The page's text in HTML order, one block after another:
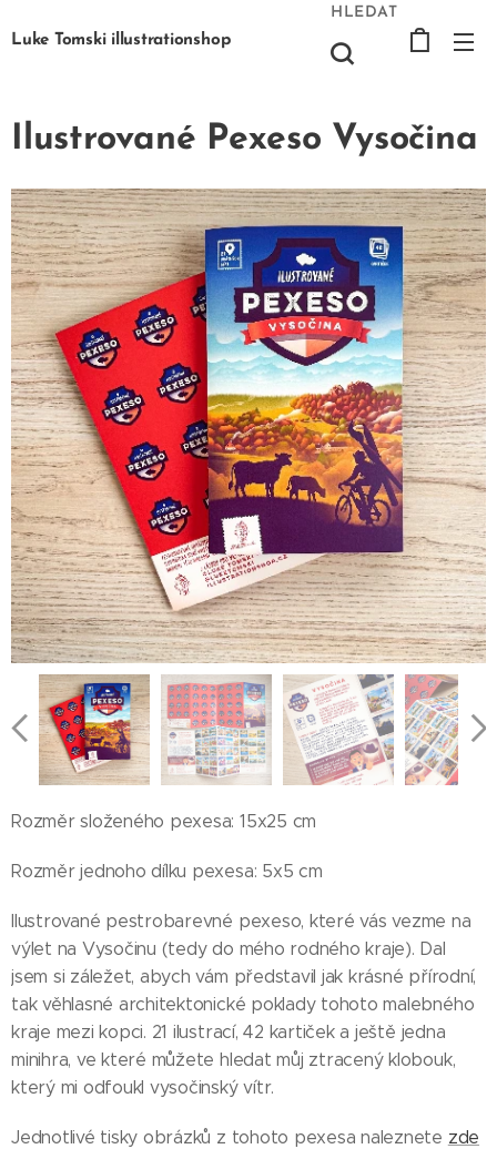
Luke Tomski illustrationshop
HLEDAT
Ilustrované Pexeso Vysočina
Rozměr složeného pexesa: 15x25 cm
Rozměr jednoho dílku pexesa: 5x5 cm
Ilustrované pestrobarevné pexeso, které vás vezme na
výlet na Vysočinu (tedy do mého rodného kraje). Dal
jsem si záležet, abych vám představil jak krásné přírodní,
tak věhlasné architektonické poklady tohoto malebného
kraje mezi kopci. 21 ilustrací, 42 kartiček a ještě jedna
minihra, ve které můžete hledat můj ztracený klobouk,
který mi odfoukl vysočinský vítr.
Jednotlivé tisky obrázků z tohoto pexesa naleznete zde